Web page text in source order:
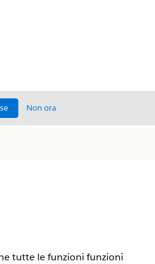
Non ora
tutte le funzioni funzioni